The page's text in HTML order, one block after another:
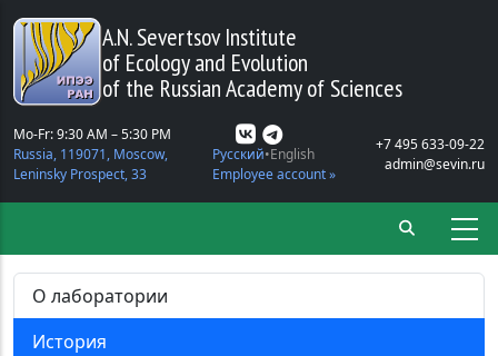
Skip to main content
A.N. Severtsov Institute
of Ecology and Evolution
of the Russian Academy of Sciences
Mo-Fr: 9:30 AM – 5:30 PM
Russia, 119071, Moscow,
Leninsky Prospect, 33
Русский English
Employee account »
+7 495 633-09-22
admin@sevin.ru
О лаборатории
История